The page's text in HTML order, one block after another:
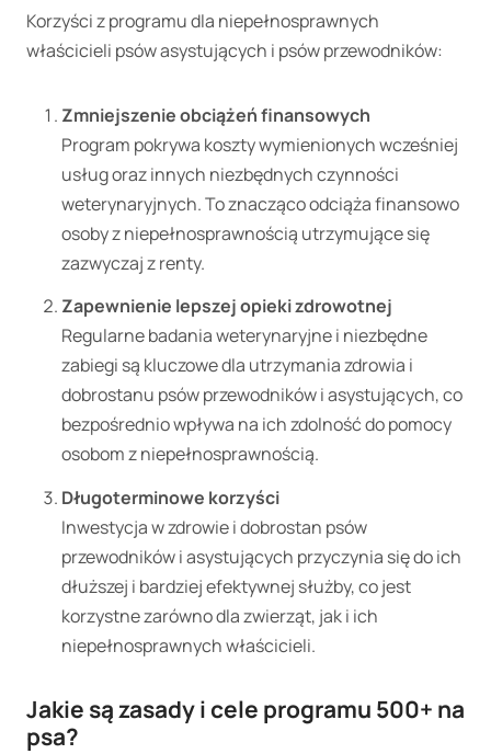
Korzyści z programu dla niepełnosprawnych
właścicieli psów asystujących i psów przewodników:
Zmniejszenie obciążeń finansowych
Program pokrywa koszty wymienionych wcześniej
usług oraz innych niezbędnych czynności
weterynaryjnych. To znacząco odciąża finansowo
osoby z niepełnosprawnością utrzymujące się
zazwyczaj z renty.
Zapewnienie lepszej opieki zdrowotnej
Regularne badania weterynaryjne i niezbędne
zabiegi są kluczowe dla utrzymania zdrowia i
dobrostanu psów przewodników i asystujących, co
bezpośrednio wpływa na ich zdolność do pomocy
osobom z niepełnosprawnością.
Długoterminowe korzyści
Inwestycja w zdrowie i dobrostan psów
przewodników i asystujących przyczynia się do ich
dłuższej i bardziej efektywnej służby, co jest
korzystne zarówno dla zwierząt, jak i ich
niepełnosprawnych właścicieli.
Jakie są zasady i cele programu 500+ na
psa?